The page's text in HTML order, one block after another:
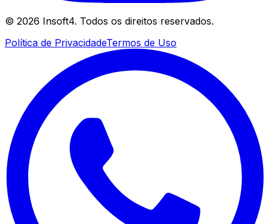
© 2026 Insoft4. Todos os direitos reservados.
Política de PrivacidadeTermos de Uso